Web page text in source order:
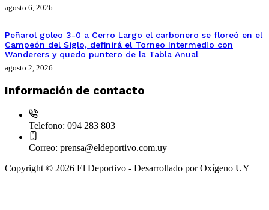
agosto 6, 2026
Peñarol goleo 3-0 a Cerro Largo el carbonero se floreó en el
Campeón del Siglo, definirá el Torneo Intermedio con
Wanderers y quedo puntero de la Tabla Anual
agosto 2, 2026
Información de contacto
Telefono: 094 283 803
Correo: prensa@eldeportivo.com.uy
Copyright © 2026 El Deportivo - Desarrollado por Oxígeno UY